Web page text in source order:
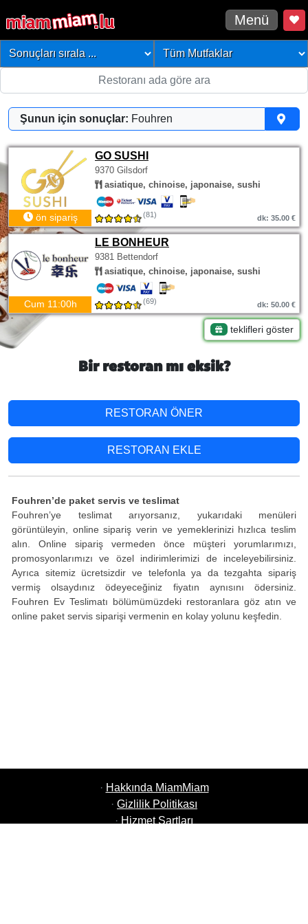
Menü
Şunun için sonuçlar: Fouhren
GO SUSHI
9370 Gilsdorf
asiatique, chinoise, japonaise, sushi
ön sipariş (81) dk: 35.00 €
LE BONHEUR
9381 Bettendorf
asiatique, chinoise, japonaise, sushi
Cum 11:00h (69) dk: 50.00 €
teklifleri göster
Bir restoran mı eksik?
RESTORAN ÖNER
RESTORAN EKLE
Fouhren’de paket servis ve teslimat
Fouhren’ye teslimat arıyorsanız, yukarıdaki menüleri
görüntüleyin, online sipariş verin ve yemeklerinizi hızlıca teslim
alın. Online sipariş vermeden önce müşteri yorumlarımızı,
promosyonlarımızı ve özel indirimlerimizi de inceleyebilirsiniz.
Ayrıca sitemiz ücretsizdir ve telefonla ya da tezgahta sipariş
vermiş olsaydınız ödeyeceğiniz fiyatın aynısını ödersiniz.
Fouhren Ev Teslimatı bölümümüzdeki restoranlara göz atın ve
online paket servis siparişi vermenin en kolay yolunu keşfedin.
· Hakkında MiamMiam
· Gizlilik Politikası
· Hizmet Şartları